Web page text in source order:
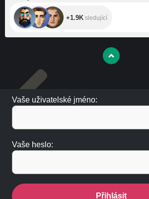
+1.9K sledující
Vaše uživatelské jméno:
Vaše heslo:
Přihlásit